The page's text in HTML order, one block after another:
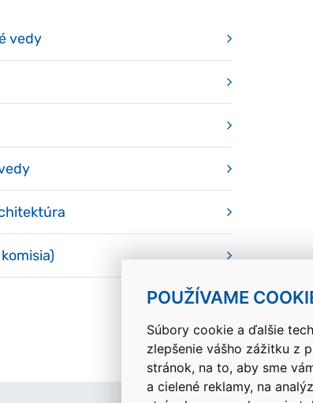
POUŽÍVAME
Súbory cookie a ďalšie
zlepšenie vášho zážitku z
stránok, na to, aby sme
a cielené reklamy, na
vedy